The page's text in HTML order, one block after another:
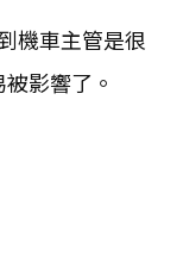
機車主管是很
影響了。